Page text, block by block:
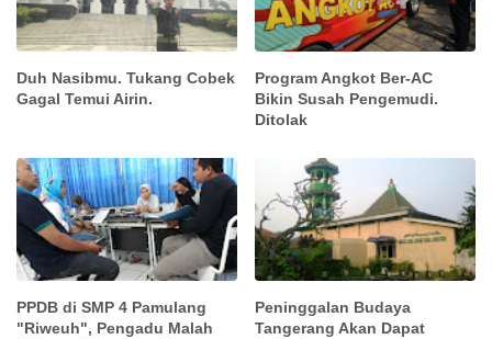
Duh Nasibmu. Tukang Cobek
Gagal Temui Airin.
Program Angkot Ber-AC
Bikin Susah Pengemudi.
Ditolak
PPDB di SMP 4 Pamulang
"Riweuh", Pengadu Malah
Peninggalan Budaya
Tangerang Akan Dapat